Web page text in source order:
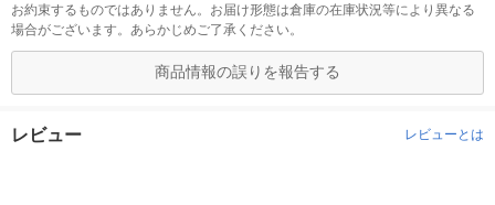
お約束するものではありません。お届け形態は倉庫の在庫状況等により異なる
場合がございます。あらかじめご了承ください。
商品情報の誤りを報告する
レビュー レビューとは